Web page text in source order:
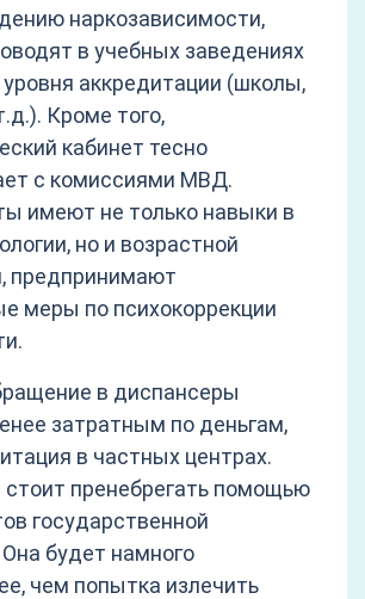
наркозависимости,
в учебных заведениях
уровня аккредитации (школы,
Кроме того,
кабинет тесно
с комиссиями МВД.
имеют не только навыки в
но и возрастной
предпринимают
меры по психокоррекции
в диспансеры
затратным по деньгам,
в частных центрах.
стоит пренебрегать помощью
государственной
будет намного
чем попытка излечить